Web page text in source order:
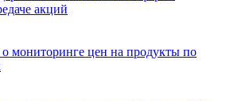
акций
мониторинге цен на продукты по